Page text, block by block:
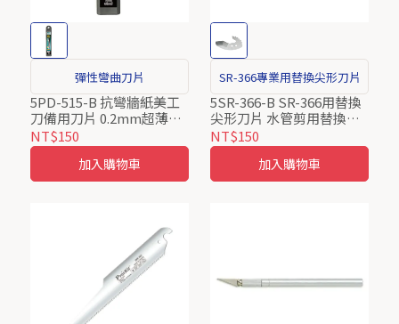
彈性彎曲刀片
5PD-515-B 抗彎牆紙美工
刀備用刀片 0.2mm超薄刀
片 寶工 ProsKit
NT$150
加入購物車
SR-366專業用替換尖形刀片
5SR-366-B SR-366用替換
尖形刀片 水管剪用替換刀
片
NT$150
加入購物車